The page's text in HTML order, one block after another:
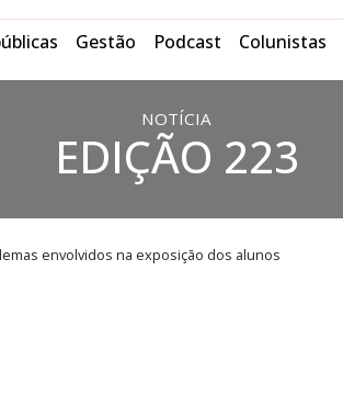
Gestão Podcast Colunistas
NOTÍCIA
EDIÇÃO 223
envolvidos na exposição dos alunos